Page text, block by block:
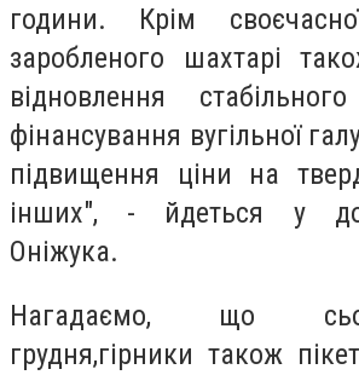
години. Крім
заробленого шахтарі
відновлення
фінансування вугільної
підвищення ціни на
інших", - йдеться у
Оніжука.
Нагадаємо, що
грудня,гірники також